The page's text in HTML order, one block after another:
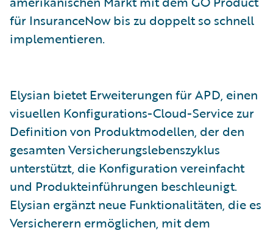
für InsuranceNow bis zu doppelt so schnell
implementieren.
Elysian bietet Erweiterungen für APD, einen
visuellen Konfigurations-Cloud-Service zur
Definition von Produktmodellen, der den
gesamten Versicherungslebenszyklus
unterstützt, die Konfiguration vereinfacht
und Produkteinführungen beschleunigt.
Elysian ergänzt neue Funktionalitäten, die es
Versicherern ermöglichen, mit dem